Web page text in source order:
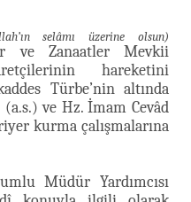
selâmı üzerine olsun)
ve Zanaatler Mevkii
hareketini
Türbe’nin altında
ve Hz. İmam Cevâd
kurma çalışmalarına
Müdür Yardımcısı